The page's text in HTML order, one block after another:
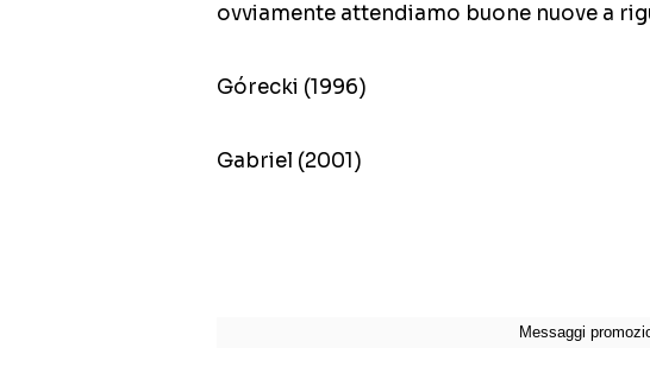
ovviamente attendiamo buone nuove a
Górecki (1996)
Gabriel (2001)